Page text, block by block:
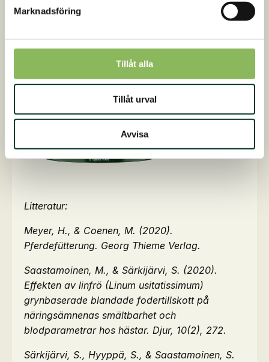
Marknadsföring
Tillåt alla
Tillåt urval
Avvisa
Litteratur:
Meyer, H., & Coenen, M. (2020).
Pferdefütterung. Georg Thieme Verlag.
Saastamoinen, M., & Särkijärvi, S. (2020).
Effekten av linfrö (Linum usitatissimum)
grynbaserade blandade fodertillskott på
näringsämnenas smältbarhet och
blodparametrar hos hästar. Djur, 10(2), 272.
Särkijärvi, S., Hyyppä, S., & Saastamoinen, S.